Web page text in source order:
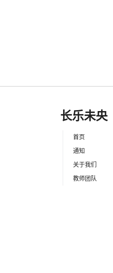
长乐未央
首页
通知
关于我们
教师团队